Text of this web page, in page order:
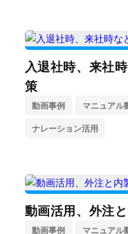
入退社時、来社
策
動画事例 マニュアル
ナレーション活用
動画活用、外注
動画事例 マニュアル